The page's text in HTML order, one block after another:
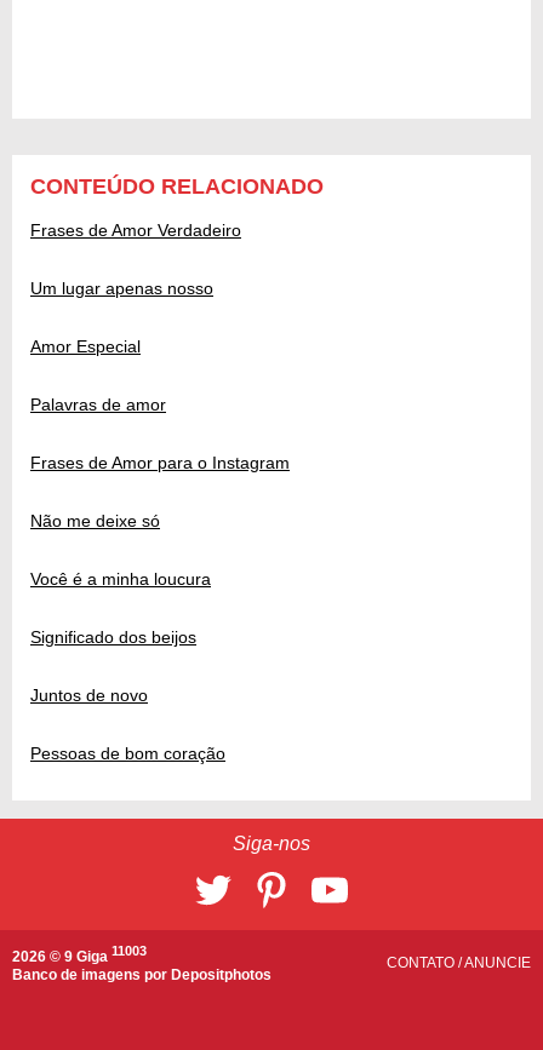
CONTEÚDO RELACIONADO
Frases de Amor Verdadeiro
Um lugar apenas nosso
Amor Especial
Palavras de amor
Frases de Amor para o Instagram
Não me deixe só
Você é a minha loucura
Significado dos beijos
Juntos de novo
Pessoas de bom coração
Siga-nos
2026 © 9 Giga 11003
Banco de imagens por Depositphotos
CONTATO /ANUNCIE